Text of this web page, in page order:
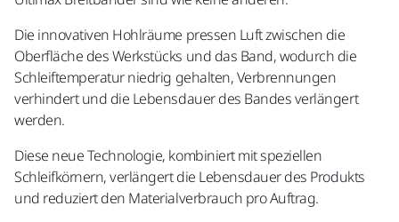
Die innovativen Hohlräume pressen Luft zwischen die
Oberfläche des Werkstücks und das Band, wodurch die
Schleiftemperatur niedrig gehalten, Verbrennungen
verhindert und die Lebensdauer des Bandes verlängert
werden.
Diese neue Technologie, kombiniert mit speziellen
Schleifkörnern, verlängert die Lebensdauer des Produkts
und reduziert den Materialverbrauch pro Auftrag.